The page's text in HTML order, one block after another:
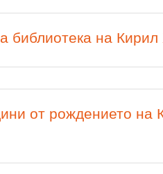
библиотека на Кирил
от рождението